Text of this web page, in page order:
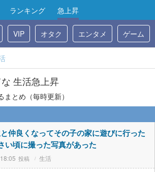
ランキング 急上昇
VIP オタク エンタメ ゲーム
生活急上昇
とめ（毎時更新）
仲良くなってその子の家に遊びに行った
い頃に撮った写真があった
生活